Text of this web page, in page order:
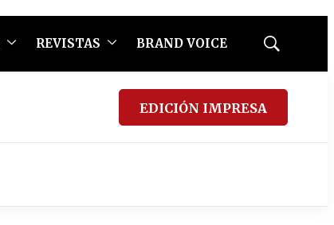
REVISTAS BRAND VOICE
Mostrar
EDICIÓN IMPRESA